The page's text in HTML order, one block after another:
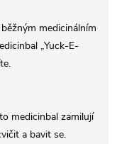
medicinálním
„Yuck-E-
medicinbal zamilují
a bavit se.